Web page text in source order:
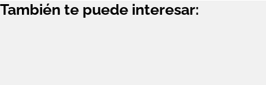
También te puede interesar: